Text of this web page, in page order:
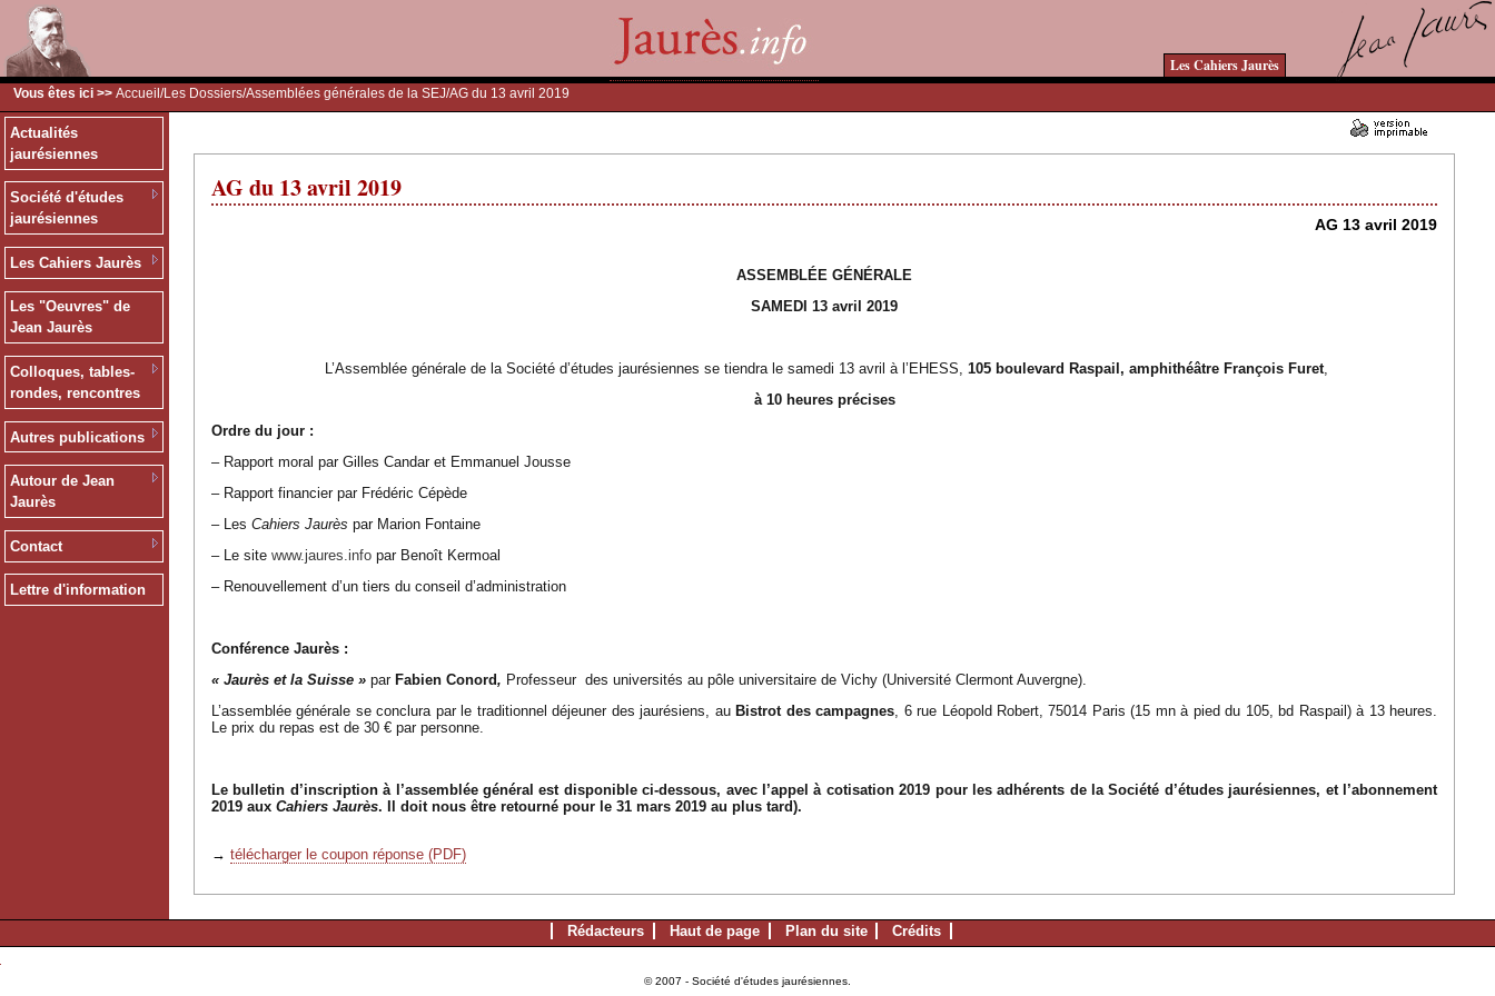
Les Cahiers Jaurès
Vous êtes ici >> Accueil /Les Dossiers/Assemblées générales de la SEJ/AG du 13 avril 2019
Actualités
jaurésiennes
Société d'études
jaurésiennes
Les Cahiers Jaurès
Les "Oeuvres" de
Jean Jaurès
Colloques, tables-
rondes, rencontres
Autres publications
Autour de Jean
Jaurès
Contact
Lettre d'information
AG du 13 avril 2019
AG 13 avril 2019
ASSEMBLÉE GÉNÉRALE
SAMEDI 13 avril 2019
L’Assemblée générale de la Société d’études jaurésiennes se tiendra le samedi 13 avril à l’EHESS,105 boulevard Raspail, amphithéâtre François Furet
à 10 heures précises
Ordre du jour :
– Rapport moral par Gilles Candar et Emmanuel Jousse
– Rapport financier par Frédéric Cépède
– Les Cahiers Jaurès par Marion Fontaine
– Le site www.jaures.info par Benoît Kermoal
– Renouvellement d’un tiers du conseil d’administration
Conférence Jaurès :
« Jaurès et la Suisse » par Fabien Conord, Professeur des universités au pôle universitaire de Vichy (Université Clermont Auvergne).
L’assemblée générale se conclura par le traditionnel déjeuner des jaurésiens, au Bistrot des campagnes , 6 rue Léopold Robert, 75014 Paris (15 mn à pied du 105, bd Raspail) à 13 heures.
Le prix du repas est de 30 € par personne.
Le bulletin d’inscription à l’assemblée général est disponible ci-dessous, avec l’appel à cotisation 2019 pour les adhérents de la Société d’études jaurésiennes, et l’abonnement
2019 aux Cahiers Jaurès. Il doit nous être retourné pour le 31 mars 2019 au plus tard).
→ télécharger le coupon réponse (PDF)
Rédacteurs Haut de page Plan du site Crédits
© 2007 - Société d'études jaurésiennes.